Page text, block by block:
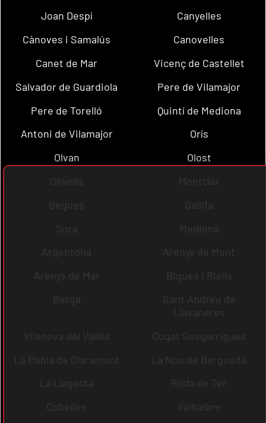
Joan Despí
Canyelles
Cànoves i Samalús
Canovelles
Canet de Mar
Vicenç de Castellet
Salvador de Guardiola
Pere de Vilamajor
Pere de Torelló
Quintí de Mediona
Antoni de Vilamajor
Orís
Olvan
Olost
Olivella
Montclar
Begues
Gallifa
Sora
Mediona
Argentona
Arenys de Munt
Arenys de Mar
Bigues i Riells
Berga
Sant Andreu de
Llavaneres
Vilanova del Vallès
Cugat Sesgarrigues
La Pobla de Claramunt
La Nou de Berguedà
La Llagosta
Roda de Ter
Cubelles
Vallcebre